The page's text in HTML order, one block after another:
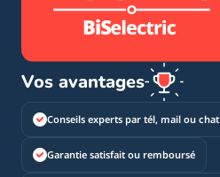
Vos avantages
Conseils experts par tél, mail ou chat
Garantie satisfait ou remboursé